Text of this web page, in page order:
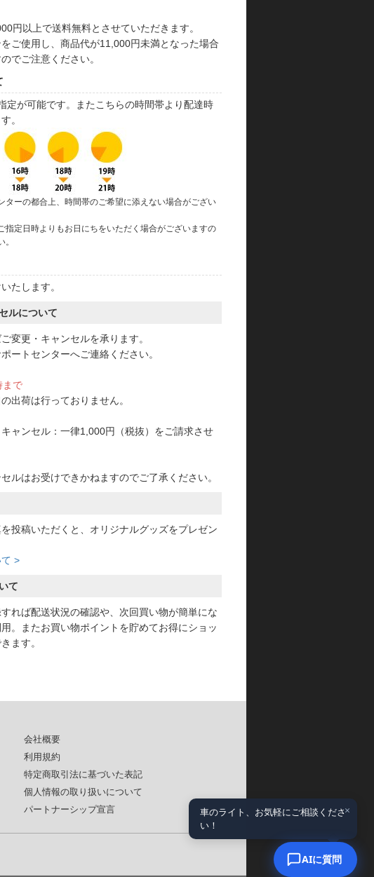
円以上で送料無料とさせていただきます。
ご使用し、商品代が11,000円未満となった場合
でご注意ください。
定が可能です。またこちらの時間帯より配達時
。
ーの都合上、時間帯のご希望に添えない場合がござい
定日時よりもお日にちをいただく場合がございますの
たします。
ルについて
変更・キャンセルを承ります。
ートセンターへご連絡ください。
まで
出荷は行っておりません。
ャンセル：一律1,000円（税抜）をご請求させ
ルはお受けできかねますのでご了承ください。
投稿いただくと、オリジナルグッズをプレゼン
>
て
れば配送状況の確認や、次回買い物が簡単にな
。またお買い物ポイントを貯めてお得にショッ
ます。
会社概要
利用規約
特定商取引法に基づいた表記
個人情報の取り扱いについて
パートナーシップ宣言
AIに質問
×
車のライト、お気軽にご相談くださ
い！